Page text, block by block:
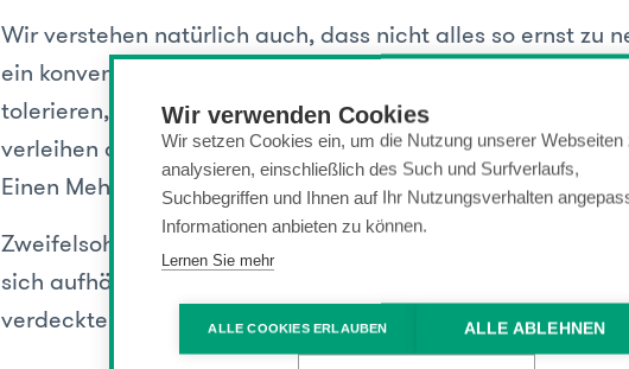
Wir verwenden Cookies
Wir setzen Cookies ein, um die Nutzung unserer Webseiten
analysieren, einschließlich des Such und Surfverlaufs,
Suchbegriffen und Ihnen auf Ihr Nutzungsverhalten
Informationen anbieten zu können.
Lernen Sie mehr
ALLE COOKIES ERLAUBEN ALLE ABLEHNEN
Wir verstehen natürlich auch, dass nicht alles so ernst zu
ein konventionelles Einverständnis darüber, skurrile oder
tolerieren, hip zu finden und zu posten, um dem eigenen
verleihen oder einfach ganz gemäß dem Grundsatz von
Einen Mehrwert an Unterhaltung genießen.
Zweifelsohne spielt es dabei eine große Rollen, auf was
sich aufhält und welche Ziele auf welcher Plattform
verdeckte oder lächerliche XING- und LinkedIn-Profile